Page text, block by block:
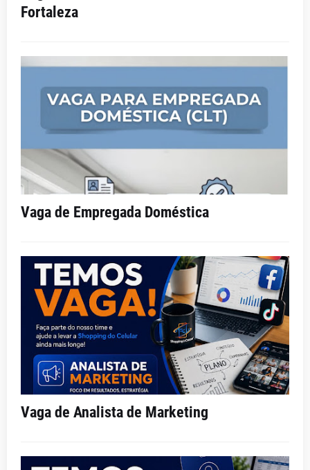
Fortaleza
Vaga de Empregada Doméstica
Vaga de Analista de Marketing